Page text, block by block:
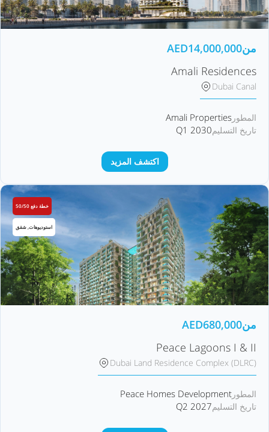
من AED14,000,000
Amali Residences
Dubai Canal
المطور Amali Properties
تاريخ التسليمQ1 2030
اكتشف المزيد
خطة دفع 50/50
استوديوهات, شقق
من AED680,000
Peace Lagoons I & II
Dubai Land Residence Complex (DLRC)
المطور Peace Homes Development
تاريخ التسليمQ2 2027